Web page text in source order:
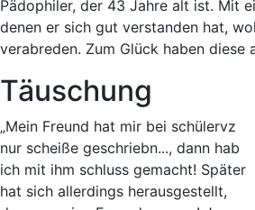
Pädophiler, der 43 Jahre alt ist. Mit
denen er sich gut verstanden hat,
verabreden. Zum Glück haben diese
Täuschung
„Mein Freund hat mir bei schülervz
nur scheiße geschriebn..., dann hab
ich mit ihm schluss gemacht! Später
hat sich allerdings herausgestellt,